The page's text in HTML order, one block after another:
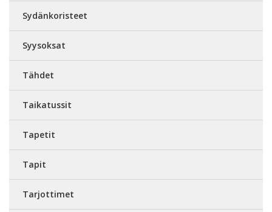
Sydänkoristeet
Syysoksat
Tähdet
Taikatussit
Tapetit
Tapit
Tarjottimet